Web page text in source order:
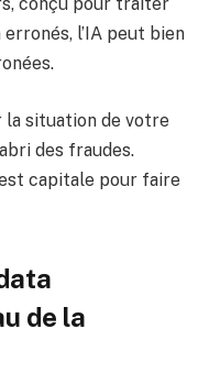
conçu pour traiter
l’IA peut bien
la situation de votre
des fraudes.
capitale pour faire
de la